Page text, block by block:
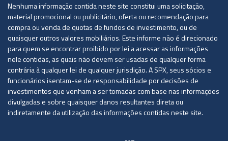
Nenhuma informação contida neste site constitui uma solicitação,
material promocional ou publicitário, oferta ou recomendação para
compra ou venda de quotas de fundos de investimento, ou de
quaisquer outros valores mobiliários. Este informe não é direcionado
para quem se encontrar proibido por lei a acessar as informações
nele contidas, as quais não devem ser usadas de qualquer forma
contrária à qualquer lei de qualquer jurisdição. A SPX, seus sócios e
funcionários isentam-se de responsabilidade por decisões de
investimentos que venham a ser tomadas com base nas informações
divulgadas e sobre quaisquer danos resultantes direta ou
indiretamente da utilização das informações contidas neste site.